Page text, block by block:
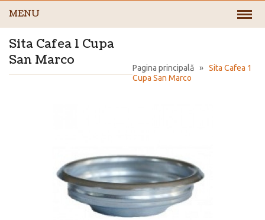
MENU
Pagina principală » Sita Cafea 1
Cupa San Marco
Sita Cafea 1 Cupa
San Marco